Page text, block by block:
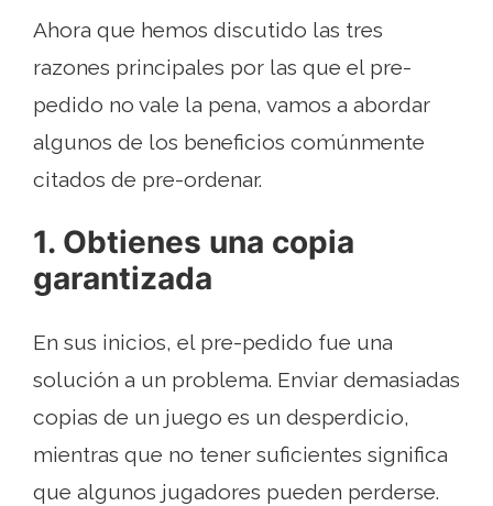
Ahora que hemos discutido las tres
razones principales por las que el pre-
pedido no vale la pena, vamos a abordar
algunos de los beneficios comúnmente
citados de pre-ordenar.
1. Obtienes una copia
garantizada
En sus inicios, el pre-pedido fue una
solución a un problema. Enviar demasiadas
copias de un juego es un desperdicio,
mientras que no tener suficientes significa
que algunos jugadores pueden perderse.